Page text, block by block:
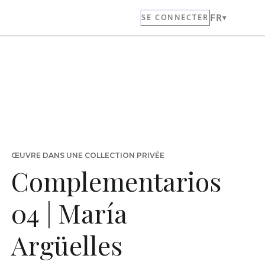
SE CONNECTER FR
ŒUVRE DANS UNE COLLECTION PRIVÉE
Complementarios
04 | María
Argüelles